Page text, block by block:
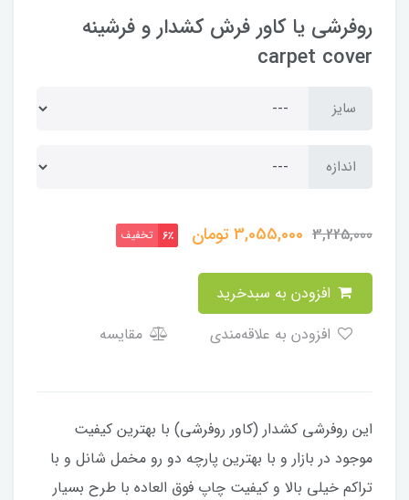
روفرشی یا کاور فرش کشدار و فرشینه
carpet cover
سایز
اندازه
3,225,000
3,055,000تومان 6٪ تخفیف
مقایسه
این روفرشی کشدار (کاور روفرشی) با بهترین کیفیت
موجود در بازار و با بهترین پارچه دو رو مخمل شانل و با
تراکم خیلی بالا و کیفیت چاپ فوق العاده با طرح بسیار